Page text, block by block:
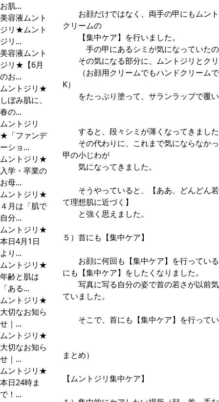
お肌...
美容液ムント
ジリ★ムント
ジリ...
美容液ムント
ジリ★【6月
のお...
ムントジリ★
しぼみ肌に、
春の...
ムントジリ
★「ファンデ
ーショ...
ムントジリ★
入学・卒業の
お母...
ムントジリ★
４月は「肌で
自分...
ムントジリ★
本日4月1日
より...
ムントジリ★
年齢と肌は
「ある...
ムントジリ★
大切なお知ら
せ｜...
ムントジリ★
大切なお知ら
せ｜...
ムントジリ★
本日24時ま
で！...
お顔だけではなく、両手の甲にもムン
クリームの
【集中ケア】を行いました。
手の甲にあるシミが気になっていたの
その気になる部分に、ムントジリとク
（お顔用クリームでもハンドクリーム
K）
をたっぷり塗って、サランラップで覆
すると、段々シミが薄くなってきまし
その代わりに、これまで気にならなか
甲の小じわが
気になってきました。
そうやっていると、【ああ、どんどん
て理想肌に近づく】
と強く思えました。
５）首にも【集中ケア】
お顔に何回も【集中ケア】を行ってい
にも【集中ケア】をしたくなりました。
写真に写る自分の姿で首の若さが以前
ていました。
そこで、首にも【集中ケア】を行って
まとめ）
【ムントジリ集中ケア】